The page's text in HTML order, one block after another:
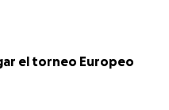
el torneo Europeo